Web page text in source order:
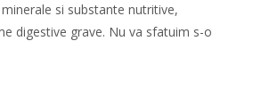
si substante nutritive,
digestive grave. Nu va sfatuim s-o